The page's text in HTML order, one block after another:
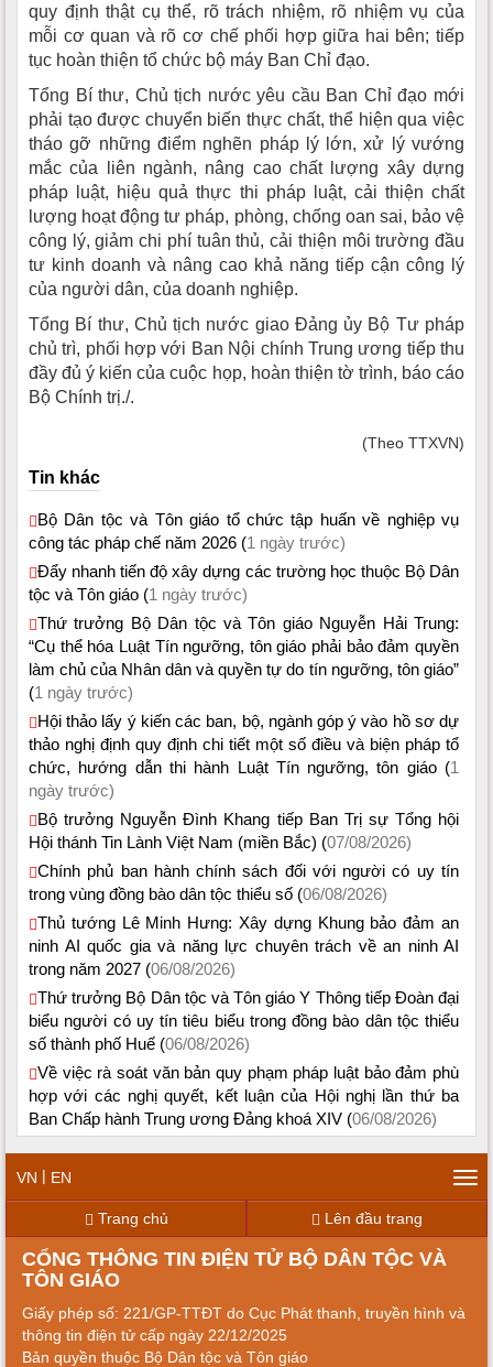
quy định thật cụ thể, rõ trách nhiệm, rõ nhiệm vụ của
mỗi cơ quan và rõ cơ chế phối hợp giữa hai bên; tiếp
tục hoàn thiện tổ chức bộ máy Ban Chỉ đạo.
Tổng Bí thư, Chủ tịch nước yêu cầu Ban Chỉ đạo mới
phải tạo được chuyển biến thực chất, thể hiện qua việc
tháo gỡ những điểm nghẽn pháp lý lớn, xử lý vướng
mắc của liên ngành, nâng cao chất lượng xây dựng
pháp luật, hiệu quả thực thi pháp luật, cải thiện chất
lượng hoạt động tư pháp, phòng, chống oan sai, bảo vệ
công lý, giảm chi phí tuân thủ, cải thiện môi trường đầu
tư kinh doanh và nâng cao khả năng tiếp cận công lý
của người dân, của doanh nghiệp.
Tổng Bí thư, Chủ tịch nước giao Đảng ủy Bộ Tư pháp
chủ trì, phối hợp với Ban Nội chính Trung ương tiếp thu
đầy đủ ý kiến của cuộc họp, hoàn thiện tờ trình, báo cáo
Bộ Chính trị./.
(Theo TTXVN)
Tin khác
Bộ Dân tộc và Tôn giáo tổ chức tập huấn về nghiệp vụ
công tác pháp chế năm 2026 (1 ngày trước)
Đẩy nhanh tiến độ xây dựng các trường học thuộc Bộ Dân
tộc và Tôn giáo (1 ngày trước)
Thứ trưởng Bộ Dân tộc và Tôn giáo Nguyễn Hải Trung:
“Cụ thể hóa Luật Tín ngưỡng, tôn giáo phải bảo đảm quyền
làm chủ của Nhân dân và quyền tự do tín ngưỡng, tôn giáo”
(1 ngày trước)
Hội thảo lấy ý kiến các ban, bộ, ngành góp ý vào hồ sơ dự
thảo nghị định quy định chi tiết một số điều và biện pháp tổ
chức, hướng dẫn thi hành Luật Tín ngưỡng, tôn giáo (1
ngày trước)
Bộ trưởng Nguyễn Đình Khang tiếp Ban Trị sự Tổng hội
Hội thánh Tin Lành Việt Nam (miền Bắc) (07/08/2026)
Chính phủ ban hành chính sách đối với người có uy tín
trong vùng đồng bào dân tộc thiểu số (06/08/2026)
Thủ tướng Lê Minh Hưng: Xây dựng Khung bảo đảm an
ninh AI quốc gia và năng lực chuyên trách về an ninh AI
trong năm 2027 (06/08/2026)
Thứ trưởng Bộ Dân tộc và Tôn giáo Y Thông tiếp Đoàn đại
biểu người có uy tín tiêu biểu trong đồng bào dân tộc thiểu
số thành phố Huế (06/08/2026)
Về việc rà soát văn bản quy phạm pháp luật bảo đảm phù
hợp với các nghị quyết, kết luận của Hội nghị lần thứ ba
Ban Chấp hành Trung ương Đảng khoá XIV (06/08/2026)
VN | EN
Trang chủ
Lên đầu trang
CỔNG THÔNG TIN ĐIỆN TỬ BỘ DÂN TỘC VÀ
TÔN GIÁO
Giấy phép số: 221/GP-TTĐT do Cục Phát thanh, truyền hình và
thông tin điện tử cấp ngày 22/12/2025
Bản quyền thuộc Bộ Dân tộc và Tôn giáo